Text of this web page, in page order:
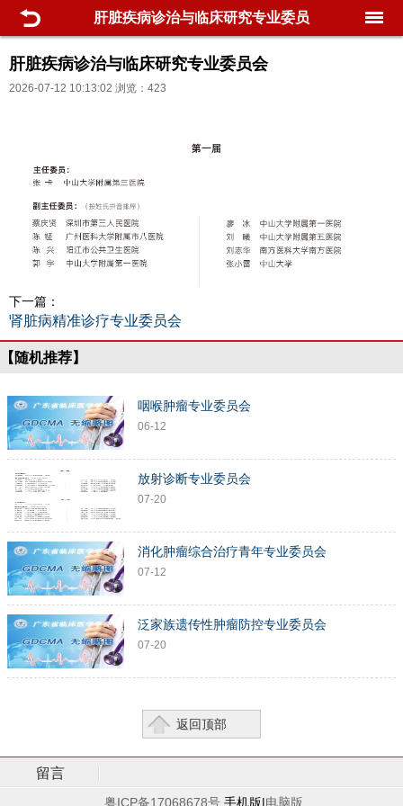
肝脏疾病诊治与临床研究专业委员
会
肝脏疾病诊治与临床研究专业委员会
2026-07-12 10:13:02 浏览：423
下一篇：
肾脏病精准诊疗专业委员会
【随机推荐】
咽喉肿瘤专业委员会
06-12
放射诊断专业委员会
07-20
消化肿瘤综合治疗青年专业委员会
07-12
泛家族遗传性肿瘤防控专业委员会
07-20
返回顶部
留言
粤ICP备17068678号手机版|电脑版